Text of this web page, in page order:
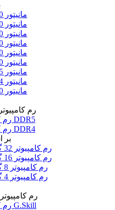
مانیتور 480 هرتز
مانیتور 380 هرتز
مانیتور 360 هرتز
مانیتور 240 هرتز
مانیتور 200 هرتز
مانیتور 180 هرتز
مانیتور 165 هرتز
مانیتور 144 هرتز
مانیتور 120 هرتز
رم
رم کامپیوتر DDR5
رم کامپیوتر DDR4
رم کامپیوتر 32 گیگابایت
رم کامپیوتر 16 گیگابایت
رم کامپیوتر 8 گیگابایت
رم کامپیوتر 4 گیگابایت
رم
رم کامپیوتر G.Skill